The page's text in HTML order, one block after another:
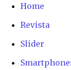
Home
Revista
Slider